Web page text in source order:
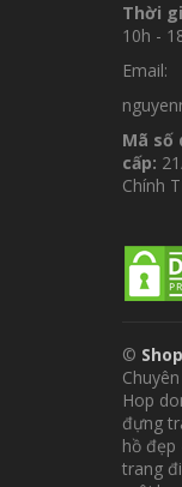
Thời
10h -
Email:
Mã số
cấp:
Chính
©
Hop
đựng
hồ đẹp
trang